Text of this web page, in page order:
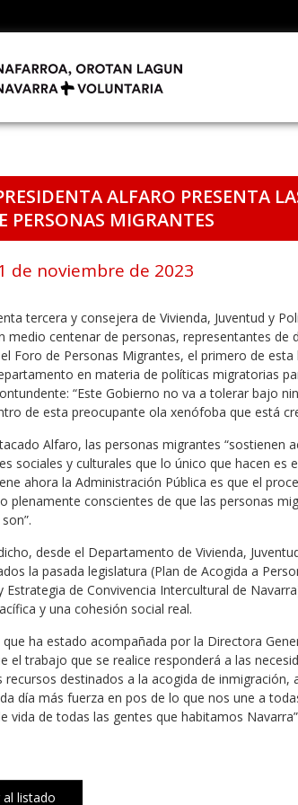
ALFARO PRESENTA
PERSONAS MIGRANTES
de noviembre de 2023
tercera y consejera de Vivienda, Juventud y
medio centenar de personas, representantes de
Foro de Personas Migrantes, el primero de
en materia de políticas migratorias
“Este Gobierno no va a tolerar bajo
de esta preocupante ola xenófoba que está
Alfaro, las personas migrantes “sostienen
sociales y culturales que lo único que hacen es
ahora la Administración Pública es que el
plenamente conscientes de que las personas
desde el Departamento de Vivienda,
la pasada legislatura (Plan de Acogida a
Estrategia de Convivencia Intercultural de
y una cohesión social real.
ha estado acompañada por la Directora
el trabajo que se realice responderá a las
destinados a la acogida de inmigración,
día más fuerza en pos de lo que nos une a
vida de todas las gentes que habitamos
al listado